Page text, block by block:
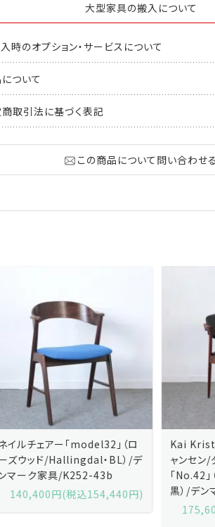
大型家具の搬入について
時のオプション・サービスについて
ついて
取引法に基づく表記
この商品について問い合わせる
チェアー「model32」（ロ
ッド/Hallingdal・BL）/デ
ク家具/K252-43b
円(税込154,440円)
Kai
ャンセン/ダイ
「No.42」（ロ
黒）/デンマ
175,600